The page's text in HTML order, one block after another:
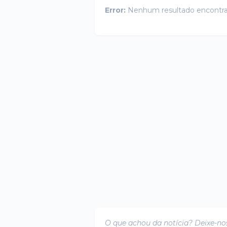
Error: Nenhum resultado
O que achou da notícia? Deixe-